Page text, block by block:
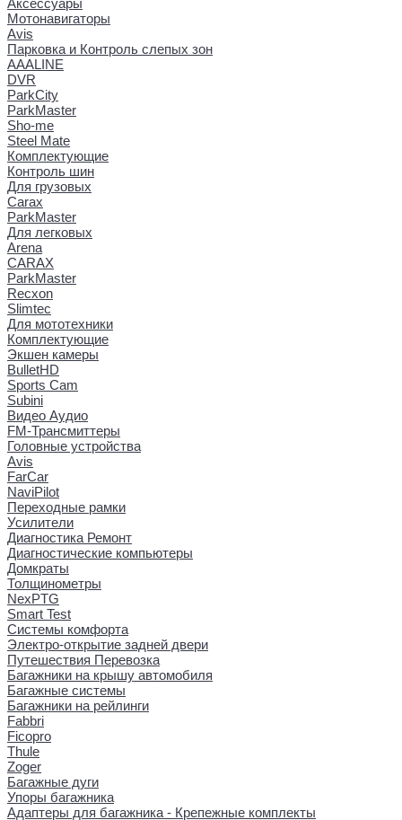
Мотонавигаторы
Avis
Парковка и Контроль слепых зон
AAALINE
DVR
ParkCity
ParkMaster
Sho-me
Steel Mate
Комплектующие
Контроль шин
Для грузовых
Carax
ParkMaster
Для легковых
Arena
CARAX
ParkMaster
Recxon
Slimtec
Для мототехники
Комплектующие
Экшен камеры
BulletHD
Sports Cam
Subini
Видео Аудио
FM-Трансмиттеры
Головные устройства
Avis
FarCar
NaviPilot
Переходные рамки
Усилители
Диагностика Ремонт
Диагностические компьютеры
Домкраты
Толщинометры
NexPTG
Smart Test
Системы комфорта
Электро-открытие задней двери
Путешествия Перевозка
Багажники на крышу автомобиля
Багажные системы
Багажники на рейлинги
Fabbri
Ficopro
Thule
Zoger
Багажные дуги
Упоры багажника
Адаптеры для багажника - Крепежные комплекты